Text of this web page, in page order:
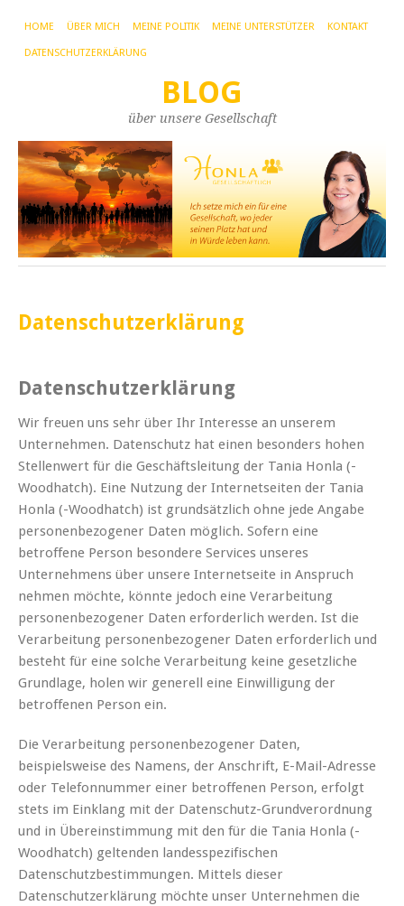
HOME ÜBER MICH MEINE POLITIK MEINE UNTERSTÜTZER KONTAKT
DATENSCHUTZERKLÄRUNG
BLOG
über unsere Gesellschaft
Datenschutzerklärung
Datenschutzerklärung
Wir freuen uns sehr über Ihr Interesse an unserem
Unternehmen. Datenschutz hat einen besonders hohen
Stellenwert für die Geschäftsleitung der Tania Honla (-
Woodhatch). Eine Nutzung der Internetseiten der Tania
Honla (-Woodhatch) ist grundsätzlich ohne jede Angabe
personenbezogener Daten möglich. Sofern eine
betroffene Person besondere Services unseres
Unternehmens über unsere Internetseite in Anspruch
nehmen möchte, könnte jedoch eine Verarbeitung
personenbezogener Daten erforderlich werden. Ist die
Verarbeitung personenbezogener Daten erforderlich und
besteht für eine solche Verarbeitung keine gesetzliche
Grundlage, holen wir generell eine Einwilligung der
betroffenen Person ein.
Die Verarbeitung personenbezogener Daten,
beispielsweise des Namens, der Anschrift, E-Mail-Adresse
oder Telefonnummer einer betroffenen Person, erfolgt
stets im Einklang mit der Datenschutz-Grundverordnung
und in Übereinstimmung mit den für die Tania Honla (-
Woodhatch) geltenden landesspezifischen
Datenschutzbestimmungen. Mittels dieser
Datenschutzerklärung möchte unser Unternehmen die